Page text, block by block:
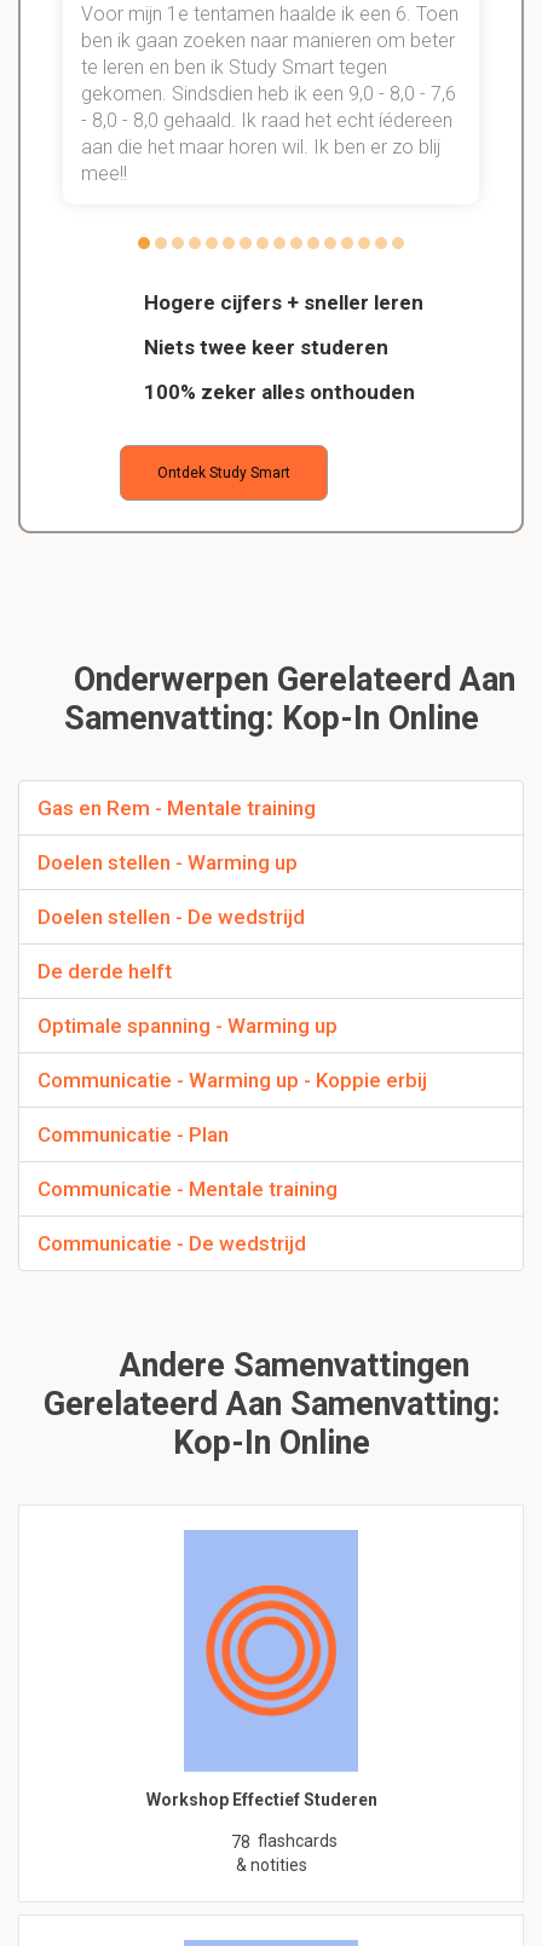
Hogere cijfers + sneller leren
Niets twee keer studeren
100% zeker alles onthouden
Ontdek Study Smart
Voor mijn 1e tentamen haalde ik een 6. Toen
ben ik gaan zoeken naar manieren om beter
te leren en ben ik Study Smart tegen
gekomen. Sindsdien heb ik een 9,0 - 8,0 - 7,6
- 8,0 - 8,0 gehaald. Ik raad het echt íédereen
aan die het maar horen wil. Ik ben er zo blij
mee!!
Onderwerpen Gerelateerd Aan
Samenvatting: Kop-In Online
Gas en Rem - Mentale training
Doelen stellen - Warming up
Doelen stellen - De wedstrijd
De derde helft
Optimale spanning - Warming up
Communicatie - Warming up - Koppie erbij
Communicatie - Plan
Communicatie - Mentale training
Communicatie - De wedstrijd
Andere Samenvattingen
Gerelateerd Aan Samenvatting:
Kop-In Online
Workshop Effectief Studeren
78 flashcards
& notities